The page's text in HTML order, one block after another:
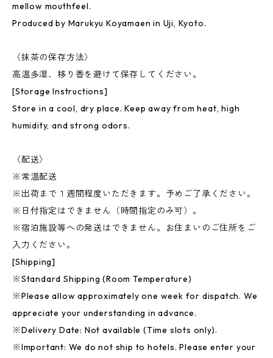
mellow mouthfeel.
Produced by Marukyu Koyamaen in Uji, Kyoto.
〈抹茶の保存方法〉
高温多湿、移り香を避けて保存してください。
[Storage Instructions]
Store in a cool, dry place. Keep away from heat, high
humidity, and strong odors.
〈配送〉
※常温配送
※出荷まで１週間程度いただきます。予めご了承ください。
※日付指定はできません（時間指定のみ可）。
※宿泊施設等への発送はできません。お住まいのご住所をご
入力ください。
[Shipping]
※Standard Shipping (Room Temperature)
※Please allow approximately one week for dispatch. We
appreciate your understanding in advance.
※Delivery Date: Not available (Time slots only).
※Important: We do not ship to hotels. Please enter your